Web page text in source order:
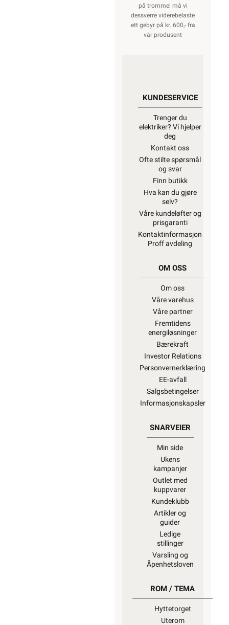
på trommel må vi
dessverre viderebelaste
ett gebyr på kr. 600,- fra
vår produsent
KUNDESERVICE
Trenger du
elektriker? Vi hjelper
deg
Kontakt oss
Ofte stilte spørsmål
og svar
Finn butikk
Hva kan du gjøre
selv?
Våre kundeløfter og
prisgaranti
Kontaktinformasjon
Proff avdeling
OM OSS
Om oss
Våre varehus
Våre partner
Fremtidens
energiløsninger
Bærekraft
Investor Relations
Personvernerklæring
EE-avfall
Salgsbetingelser
Informasjonskapsler
SNARVEIER
Min side
Ukens
kampanjer
Outlet med
kuppvarer
Kundeklubb
Artikler og
guider
Ledige
stillinger
Varsling og
Åpenhetsloven
ROM / TEMA
Hyttetorget
Uterom